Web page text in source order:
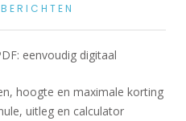
eenvoudig digitaal
hoogte en maximale korting
uitleg en calculator